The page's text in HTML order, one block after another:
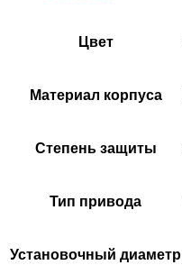
Цвет
Материал корпуса
Степень защиты
Тип привода
Установочный диаметр